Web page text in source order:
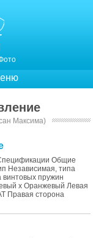
Максима)
Общие
Независимая, типа
винтовых пружин
х Оранжевый Левая
Правая сторона